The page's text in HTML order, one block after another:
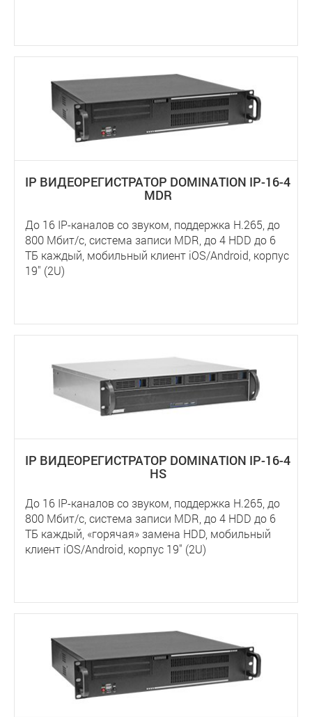
IP ВИДЕОРЕГИСТРАТОР DOMINATION IP-16-4
MDR
До 16 IP-каналов со звуком, поддержка Н.265, до
800 Мбит/с, система записи MDR, до 4 HDD до 6
ТБ каждый, мобильный клиент iOS/Android, корпус
19" (2U)
IP ВИДЕОРЕГИСТРАТОР DOMINATION IP-16-4
HS
До 16 IP-каналов со звуком, поддержка Н.265, до
800 Мбит/с, система записи MDR, до 4 HDD до 6
ТБ каждый, «горячая» замена HDD, мобильный
клиент iOS/Android, корпус 19" (2U)